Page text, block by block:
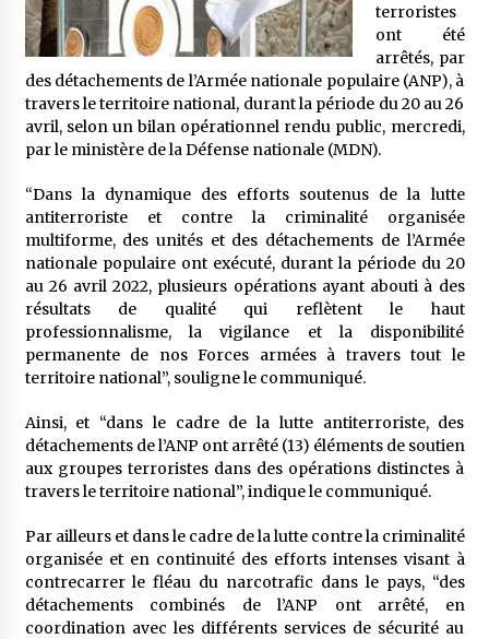
« Père, tiens-moi, je vais tomber ! »
5 ans ago
Le bouc de l’Au-delà
5 ans ago
Le monstrueux vieillard (Un récit du Sud
5 ans ago
Rencontre nocturne dans le désert (Un conte
touareg)
5 ans ago
5 ans ago
6 ans ago
terroristes
ont été
arrêtés, par
des détachements de l’Armée nationale populaire (ANP), à
travers le territoire national, durant la période du 20 au 26
avril, selon un bilan opérationnel rendu public, mercredi,
par le ministère de la Défense nationale (MDN).
“Dans la dynamique des efforts soutenus de la lutte
antiterroriste et contre la criminalité organisée
multiforme, des unités et des détachements de l’Armée
nationale populaire ont exécuté, durant la période du 20
au 26 avril 2022, plusieurs opérations ayant abouti à des
résultats de qualité qui reflètent le haut
professionnalisme, la vigilance et la disponibilité
permanente de nos Forces armées à travers tout le
territoire national”, souligne le communiqué.
Ainsi, et “dans le cadre de la lutte antiterroriste, des
détachements de l’ANP ont arrêté (13) éléments de soutien
aux groupes terroristes dans des opérations distinctes à
travers le territoire national”, indique le communiqué.
Par ailleurs et dans le cadre de la lutte contre la criminalité
organisée et en continuité des efforts intenses visant à
contrecarrer le fléau du narcotrafic dans le pays, “des
détachements combinés de l’ANP ont arrêté, en
coordination avec les différents services de sécurité au